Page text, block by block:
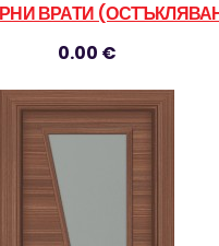
ВРАТИ
0.00 €